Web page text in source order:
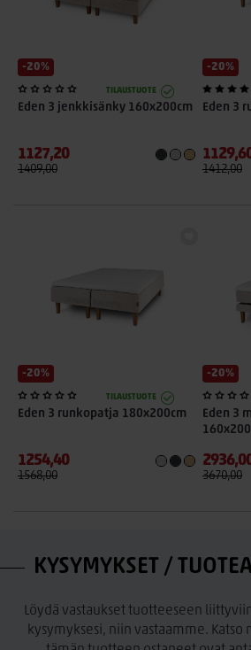
-20%
TILAUSTUOTE
Eden 3 jenkkisänky 160x200cm
1127,20
1409,00
-20%
Eden 3
1412,00
-20%
TILAUSTUOTE
Eden 3 runkopatja 180x200cm
1254,40
1568,00
-20%
Eden 3
3670,00
KYSYMYKSET /
Löydä vastaukset tuotteeseen
kysymyksesi, niin vastaamme. Katso